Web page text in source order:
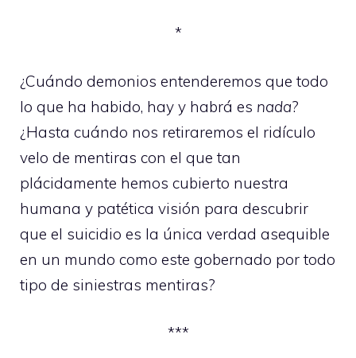
*
¿Cuándo demonios entenderemos que todo
lo que ha habido, hay y habrá es nada?
¿Hasta cuándo nos retiraremos el ridículo
velo de mentiras con el que tan
plácidamente hemos cubierto nuestra
humana y patética visión para descubrir
que el suicidio es la única verdad asequible
en un mundo como este gobernado por todo
tipo de siniestras mentiras?
***